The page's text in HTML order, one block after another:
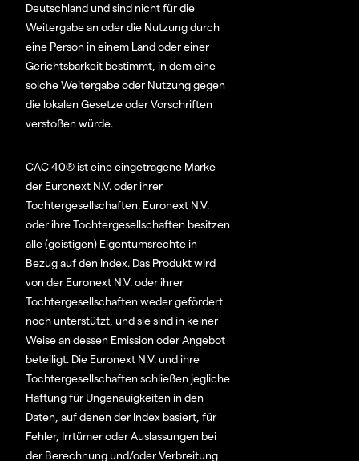
Deutschland und sind nicht für die
Weitergabe an oder die Nutzung durch
eine Person in einem Land oder einer
Gerichtsbarkeit bestimmt, in dem eine
solche Weitergabe oder Nutzung gegen
die lokalen Gesetze oder Vorschriften
verstoßen würde.
CAC 40® ist eine eingetragene Marke
der Euronext N.V. oder ihrer
Tochtergesellschaften. Euronext N.V.
oder ihre Tochtergesellschaften besitzen
alle (geistigen) Eigentumsrechte in
Bezug auf den Index. Das Produkt wird
von der Euronext N.V. oder ihrer
Tochtergesellschaften weder gefördert
noch unterstützt, und sie sind in keiner
Weise an dessen Emission oder Angebot
beteiligt. Die Euronext N.V. und ihre
Tochtergesellschaften schließen jegliche
Haftung für Ungenauigkeiten in den
Daten, auf denen der Index basiert, für
Fehler, Irrtümer oder Auslassungen bei
der Berechnung und/oder Verbreitung